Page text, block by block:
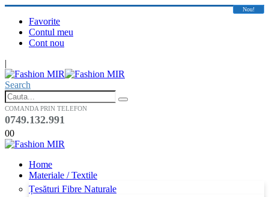
Favorite
Contul meu
Cont nou
|
Search
COMANDA PRIN TELEFON
0749.132.991
00
Home
Materiale / Textile
Țesături Fibre Naturale
Nou!
Nou!